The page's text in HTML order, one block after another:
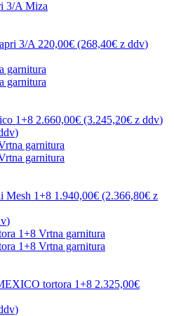
3/A 220,00€ (268,40€ z ddv)
1+8 2.660,00€ (3.245,20€ z ddv)
)
Mesh 1+8 1.940,00€ (2.366,80€ z
)
tortora 1+8 2.325,00€
)